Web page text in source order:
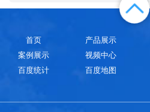
情、苗情四项核心数据的同步监测。
首页 产品展示
案例展示
视频中心
百度统计
百度地图